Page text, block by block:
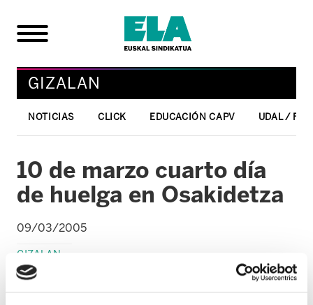
GIZALAN
NOTICIAS CLICK EDUCACIÓN CAPV UDAL /
10 de marzo cuarto día
de huelga en Osakidetza
09/03/2005
GIZALAN
3 de marzo huelga en Osakidetza